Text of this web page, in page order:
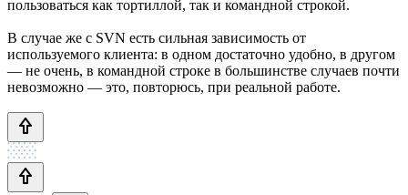
пользоваться как тортиллой, так и командной строкой.
В случае же с SVN есть сильная зависимость от
используемого клиента: в одном достаточно удобно, в другом
— не очень, в командной строке в большинстве случаев почти
невозможно — это, повторюсь, при реальной работе.